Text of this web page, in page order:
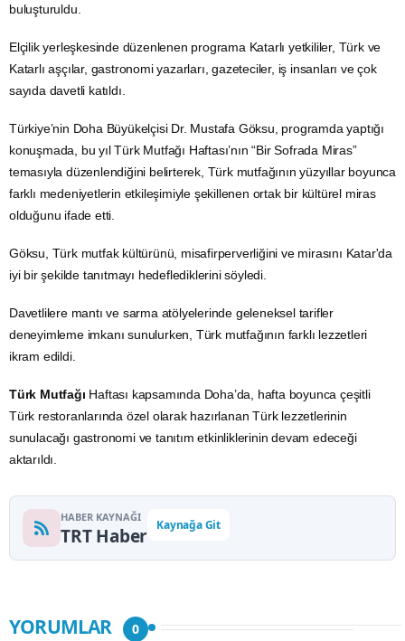
buluşturuldu.
Elçilik yerleşkesinde düzenlenen programa Katarlı yetkililer, Türk ve
Katarlı aşçılar, gastronomiyazarları, gazeteciler, iş insanları ve çok
sayıda davetli katıldı.
Türkiye’nin Doha Büyükelçisi Dr. Mustafa Göksu, programda yaptığı
konuşmada, bu yılTürk Mutfağı Haftası’nın “Bir Sofrada Miras”
temasıyla düzenlendiğini belirterek, Türk mutfağının yüzyıllar boyunca
farklı medeniyetlerin etkileşimiyle şekillenen ortak bir kültürel miras
olduğunu ifade etti.
Göksu, Türk mutfak kültürünü, misafirperverliğini ve mirasını Katar'da
iyi bir şekilde tanıtmayı hedeflediklerini söyledi.
Davetlilere mantı ve sarma atölyelerinde geleneksel tarifler
deneyimleme imkanı sunulurken, Türk mutfağının farklı lezzetleri
ikram edildi.
Türk Mutfağı Haftası kapsamında Doha’da, hafta boyunca çeşitli
Türk restoranlarında özel olarak hazırlanan Türk lezzetlerinin
sunulacağı gastronomi ve tanıtım etkinliklerinin devam edeceği
aktarıldı.
HABER KAYNAĞI
TRT Haber Kaynağa Git
YORUMLAR 0